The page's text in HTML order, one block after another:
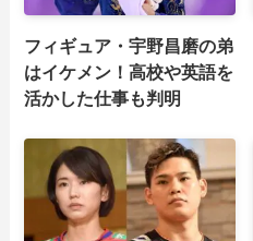
フィギュア・宇野昌磨の弟
はイケメン！高校や英語を
活かした仕事も判明